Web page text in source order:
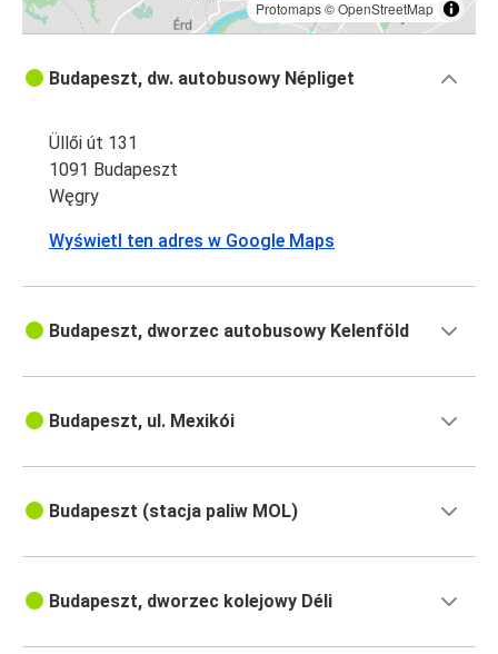
Protomaps©OpenStreetMap
Budapeszt, dw. autobusowy Népliget
Üllői út 131
1091 Budapeszt
Węgry
Wyświetl ten adres w Google Maps
Budapeszt, dworzec autobusowy Kelenföld
Budapeszt, ul. Mexikói
Budapeszt (stacja paliw MOL)
Budapeszt, dworzec kolejowy Déli